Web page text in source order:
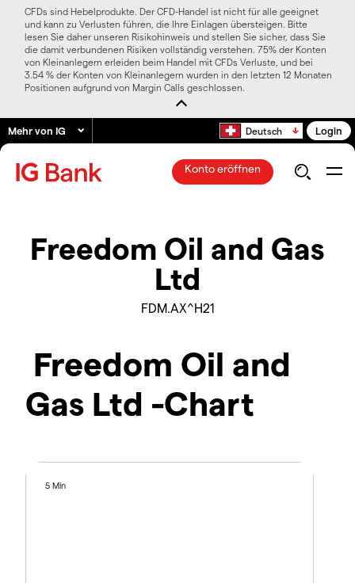
CFDs sind Hebelprodukte. Der CFD-Handel ist nicht für alle geeignet
und kann zu Verlusten führen, die Ihre Einlagen übersteigen. Bitte
lesen Sie daher unseren Risikohinweis und stellen Sie sicher, dass Sie
die damit verbundenen Risiken vollständig verstehen. 75% der Konten
von Kleinanlegern erleiden beim Handel mit CFDs Verluste, und bei
3.54 % der Konten von Kleinanlegern wurden in den letzten 12 Monaten
Positionen aufgrund von Margin Calls geschlossen.
Mehr von IG Deutsch Login
Konto eröffnen
Freedom Oil and Gas
Ltd
FDM.AX^H21
Freedom Oil and
Gas Ltd -Chart
5 Min